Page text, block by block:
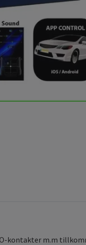
kontakter m.m